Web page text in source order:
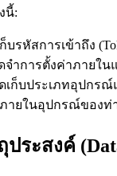
นี้:
ก็บรหัสการเข้าถึง
จำการตั้งค่าภายใ
เก็บประเภทอุปกร
ายในอุปกรณ์ของ
ระสงค์